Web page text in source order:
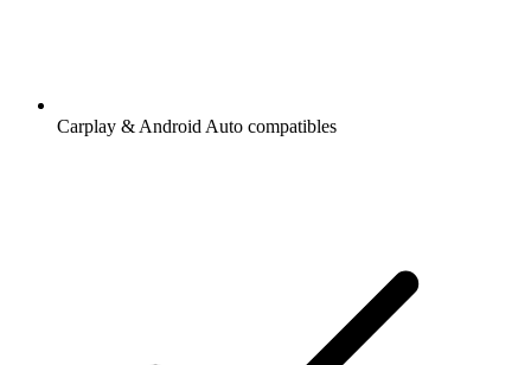
Carplay & Android Auto compatibles